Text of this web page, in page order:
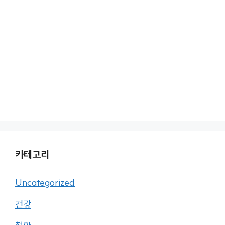
카테고리
Uncategorized
건강